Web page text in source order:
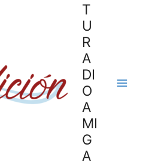
T
U
R
A
DI
O
A
MI
G
A